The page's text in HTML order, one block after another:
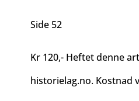
Side 52
Kr 120,- Heftet denne
historielag.no. Kostnad